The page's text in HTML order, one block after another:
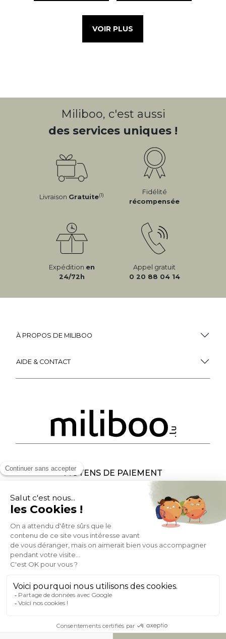
VOIR PLUS
Miliboo, c'est aussi
des services uniques !
Livraison Gratuite(1)
Fidélité
récompensée
Expédition en
24/72h
Appel gratuit
0 20 88 04 14
À PROPOS DE MILIBOO
AIDE & CONTACT
MOYENS DE PAIEMENT
SOCIAL NETWORK
© 2007-2026 Miliboo
Tous droits réservés